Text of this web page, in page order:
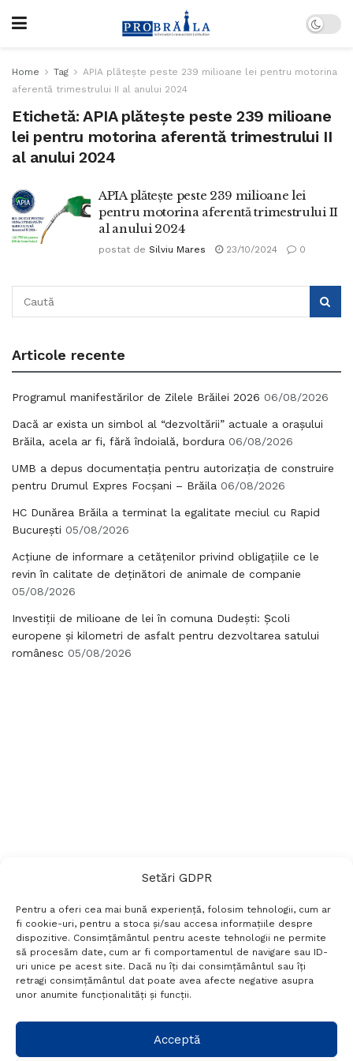
Setări GDPR
Pentru a oferi cea mai bună experiență, folosim tehnologii, cum ar
fi cookie-uri, pentru a stoca și/sau accesa informațiile despre
dispozitive. Consimțământul pentru aceste tehnologii ne permite
să procesăm date, cum ar fi comportamentul de navigare sau ID-
uri unice pe acest site. Dacă nu îți dai consimțământul sau îți
retragi consimțământul dat poate avea afecte negative asupra
unor anumite funcționalități și funcții.
Acceptă
Home Tag
APIA plătește peste 239 milioane lei pentru motorina
aferentă trimestrului II al anului 2024
Etichetă: APIA plătește peste 239 milioane
lei pentru motorina aferentă trimestrului II
al anului 2024
APIA plătește peste 239 milioane lei
pentru motorina aferentă trimestrului II
al anului 2024
postat de Silviu Mares 23/10/2024 0
Articole recente
Programul manifestărilor de Zilele Brăilei 2026 06/08/2026
Dacă ar exista un simbol al “dezvoltării” actuale a orașului
Brăila, acela ar fi, fără îndoială, bordura 06/08/2026
UMB a depus documentația pentru autorizația de construire
pentru Drumul Expres Focșani – Brăila 06/08/2026
HC Dunărea Brăila a terminat la egalitate meciul cu Rapid
București 05/08/2026
Acțiune de informare a cetățenilor privind obligațiile ce le
revin în calitate de deținători de animale de companie
05/08/2026
Investiții de milioane de lei în comuna Dudești: Școli
europene și kilometri de asfalt pentru dezvoltarea satului
românesc 05/08/2026
Termeni si conditii
Politică de confidențialitate
Politica cookies
Setări GDPR
+40 788 760 194